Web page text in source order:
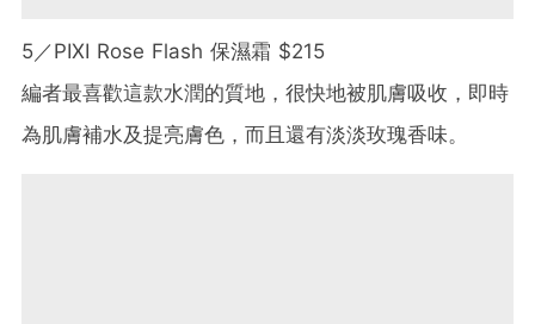
5／PIXI Rose Flash 保濕霜 $215
編者最喜歡這款水潤的質地，很快地被肌膚吸收，即時
為肌膚補水及提亮膚色，而且還有淡淡玫瑰香味。